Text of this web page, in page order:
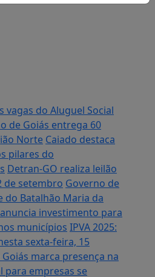
vagas do Aluguel Social
de Goiás entrega 60
Norte Caiado destaca
pilares do
Detran-GO realiza leilão
de setembro Governo de
do Batalhão Maria da
investimento para
municípios IPVA 2025:
sexta-feira, 15
marca presença na
para empresas se